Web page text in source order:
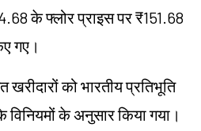
के फ्लोर प्राइस पर ₹151.68
गए।
को भारतीय प्रतिभूति
विनियमों के अनुसार किया गया।